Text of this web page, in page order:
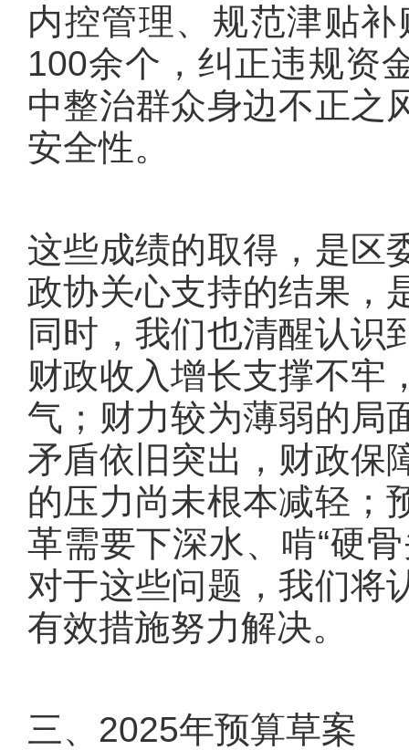
内控管理、规范津贴
100余个，纠正违规资
中整治群众身边不正之
安全性。
这些成绩的取得，是区
政协关心支持的结果，
同时，我们也清醒认识
财政收入增长支撑不牢
气；财力较为薄弱的局
矛盾依旧突出，财政保
的压力尚未根本减轻；
革需要下深水、啃“硬
对于这些问题，我们将
有效措施努力解决。
三、2025年预算草案